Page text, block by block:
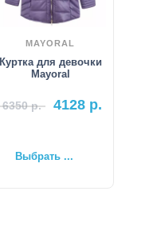
MAYORAL
Куртка для девочки
Mayoral
6350р. 4128 р.
Выбрать ...